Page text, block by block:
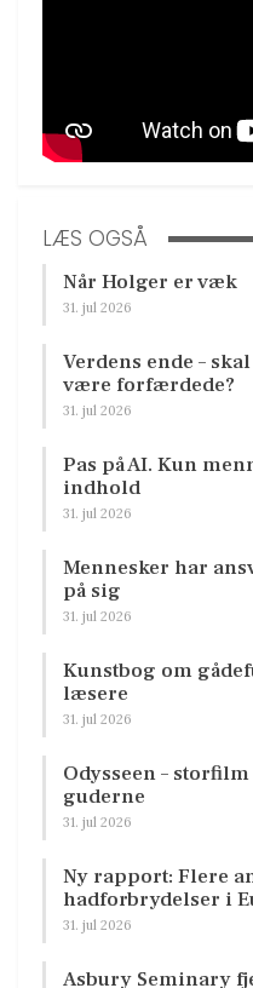
LÆS OGSÅ
Når Holger er væk
31. jul 2026
Verdens ende –
være forfærdede?
31. jul 2026
Pas på AI. Kun
indhold
31. jul 2026
Mennesker har
på sig
31. jul 2026
Kunstbog om
læsere
31. jul 2026
Odysseen –
guderne
31. jul 2026
Ny rapport: Flere
hadforbrydelser i
31. jul 2026
Asbury Seminary